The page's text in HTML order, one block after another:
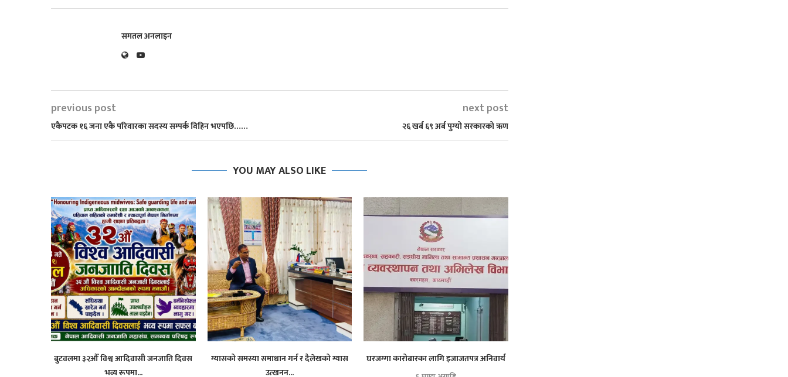
समतल अनलाइन
previous post
एकैपटक १६ जना एकै परिवारका सदस्य सम्पर्क विहिन भएपछि……
next post
२६ खर्ब ६९ अर्ब पुग्यो सरकारको ऋण
YOU MAY ALSO LIKE
बुटवलमा ३२औँ विश्व आदिवासी जनजाति दिवस
भव्य रूपमा...
ग्यासको समस्या समाधान गर्न र दैलेखको ग्यास
उत्खनन...
घरजग्गा कारोबारका लागि इजाजतपत्र अनिवार्य